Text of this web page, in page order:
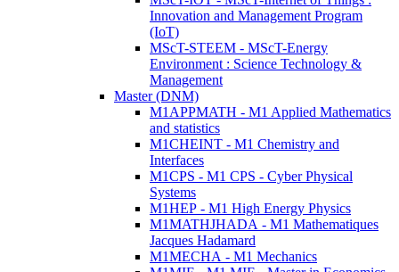
Innovation and Management Program
(IoT)
MScT-STEEM - MScT-Energy
Environment : Science Technology &
Management
Master (DNM)
M1APPMATH - M1 Applied Mathematics
and statistics
M1CHEINT - M1 Chemistry and
Interfaces
M1CPS - M1 CPS - Cyber Physical
Systems
M1HEP - M1 High Energy Physics
M1MATHJHADA - M1 Mathematiques
Jacques Hadamard
M1MECHA - M1 Mechanics